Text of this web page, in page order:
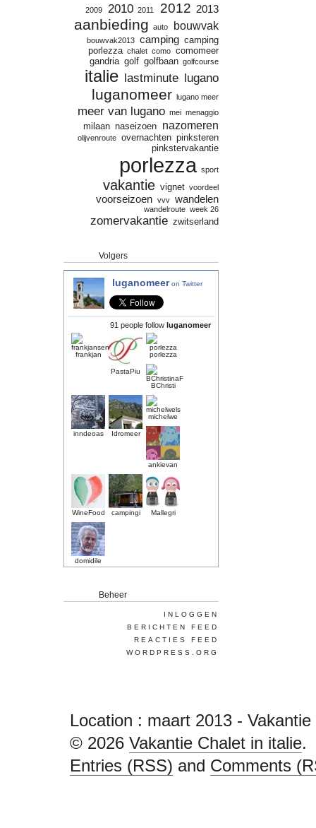
2009 2010 2011 2012 2013
aanbieding auto bouwvak
bouwvak2013 camping camping
porlezza chalet como comomeer
gandria golf golfbaan golfcourse
italie lastminute lugano
luganomeer lugano meer
meer van lugano mei menaggio
milaan naseizoen nazomeren
olijvenroute overnachten pinksteren
pinkstervakantie
porlezza sport
vakantie vignet voordeel
voorseizoen vvv wandelen
wandelroute week 26
zomervakantie zwitserland
Volgers
luganomeeron Twitter
91 people follow luganomeer
frankjan
PastaPiu
porlezza
BChristi
inndeoas Idromeer
michelwe
ankievan
WineFood campingi Mallegri
domidile
Beheer
INLOGGEN
BERICHTEN FEED
REACTIES FEED
WORDPRESS.ORG
Location : maart 2013 -
© 2026 Vakantie Chalet in italie.
Entries (RSS) and Comments